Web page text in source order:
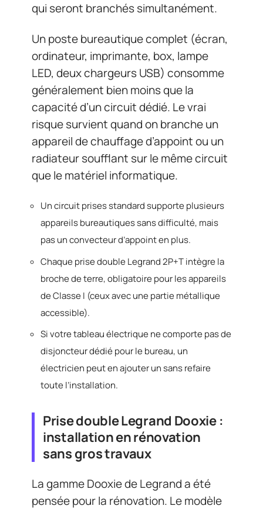
qui seront branchés simultanément.
Un poste bureautique complet (écran,
ordinateur, imprimante, box, lampe
LED, deux chargeurs USB) consomme
généralement bien moins que la
capacité d’un circuit dédié. Le vrai
risque survient quand on branche un
appareil de chauffage d’appoint ou un
radiateur soufflant sur le même circuit
que le matériel informatique.
Un circuit prises standard supporte plusieurs
appareils bureautiques sans difficulté, mais
pas un convecteur d’appoint en plus.
Chaque prise double Legrand 2P+T intègre la
broche de terre, obligatoire pour les appareils
de Classe I (ceux avec une partie métallique
accessible).
Si votre tableau électrique ne comporte pas de
disjoncteur dédié pour le bureau, un
électricien peut en ajouter un sans refaire
toute l’installation.
Prise double Legrand Dooxie :
installation en rénovation
sans gros travaux
La gamme Dooxie de Legrand a été
pensée pour la rénovation. Le modèle